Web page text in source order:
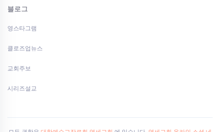
블로그
영스타그램
클로즈업뉴스
교회주보
시리즈설교